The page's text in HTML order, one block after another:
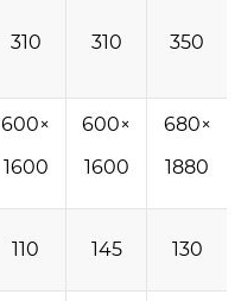
310 310 350
600×
1600
600×
1600
680×
1880
110 145 130